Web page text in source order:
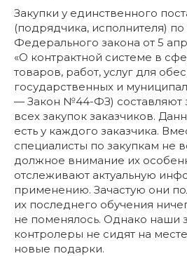
Закупки у единственного
(подрядчика, исполнителя) по
Федерального закона от 5
«О контрактной системе в
товаров, работ, услуг для
государственных и
— Закон №44-ФЗ) составляют
всех закупок заказчиков.
есть у каждого заказчика.
специалисты по закупкам не
должное внимание их
отслеживают актуальную
применению. Зачастую они
их последнего обучения
не поменялось. Однако наши
контролеры не сидят на
новые подарки.